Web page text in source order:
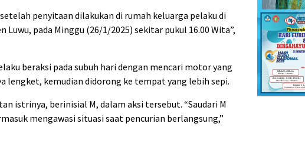
penyitaan dilakukan di rumah keluarga pelaku di
pada Minggu (26/1/2025) sekitar pukul 16.00 Wita”,
beraksi pada subuh hari dengan mencari motor yang
lengket, kemudian didorong ke tempat yang lebih sepi.
istrinya, berinisial M, dalam aksi tersebut. “Saudari M
mengawasi situasi saat pencurian berlangsung,”